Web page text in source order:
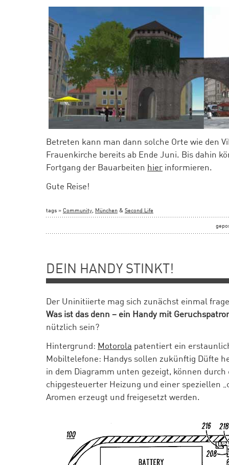
Betreten kann man dann solche Orte wie den
Frauenkirche bereits ab Ende Juni. Bis dahin
Fortgang der Bauarbeiten hier informieren.
Gute Reise!
tags » Community München & Second Life
DEIN HANDY STINKT!
Der Uninitiierte mag sich zunächst einmal
Was ist das denn – ein Handy mit
nützlich sein?
Hintergrund: Motorola patentiert ein
Mobiltelefone: Handys sollen zukünftig Düfte
in dem Diagramm unten gezeigt, können
chipgesteuerter Heizung und einer speziellen
Aromen erzeugt und freigesetzt werden.